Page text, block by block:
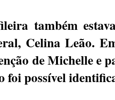
também
Celina Leão.
de Michelle e
foi possível